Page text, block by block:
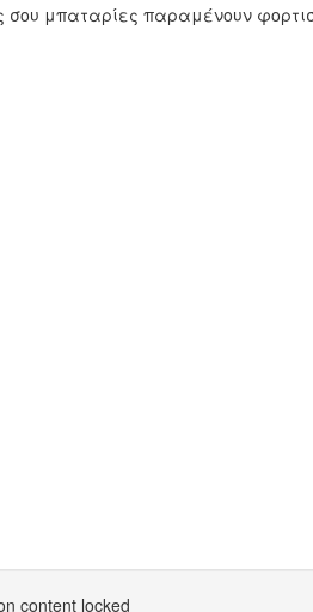
σου μπαταρίες παραμένουν
content locked